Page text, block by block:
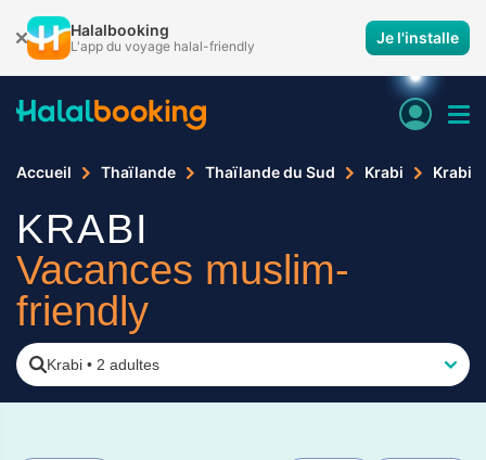
Halalbooking
L'app du voyage halal-friendly Je l'installe
Accueil Thaïlande Thaïlande du Sud Krabi Krabi
KRABI
Vacances muslim-
friendly
Krabi • 2 adultes